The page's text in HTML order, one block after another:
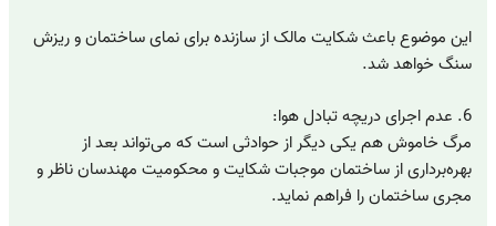
این موضوع باعث شکایت مالک از سازنده برای نمای ساختمان و ریزش
سنگ خواهد شد.
6. عدم اجرای دریچه تبادل هوا:
مرگ خاموش هم یکی دیگر از حوادثی است که می‌تواند بعد از
بهره‌برداری از ساختمان موجبات شکایت و محکومیت مهندسان ناظر و
مجری ساختمان را فراهم نماید.